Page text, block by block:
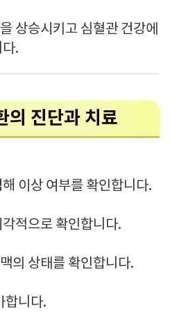
상승시키고 심혈관 건강에
.
의 진단과 치료
이상 여부를 확인합니다.
적으로 확인합니다.
의 상태를 확인합니다.
합니다.